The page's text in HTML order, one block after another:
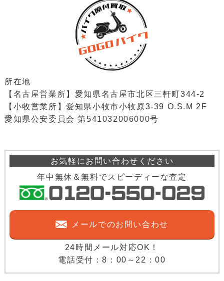
所在地
【名古屋営業所】愛知県名古屋市北区三軒町344-2
【小牧営業所】愛知県小牧市小牧原3-39 O.S.M 2F
愛知県公安委員会 第541032006000号
お気軽にお問い合わせください
年中無休＆無料でスピーディーな査定
メールでのお問い合わせ
24時間メール対応OK！
電話受付：8：00～22：00